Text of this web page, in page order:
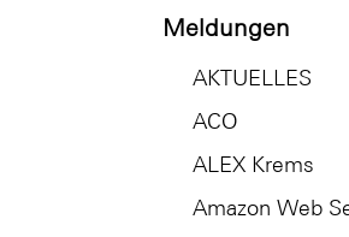
Meldungen
AKTUELLES
ACO
ALEX Krems
Amazon Web